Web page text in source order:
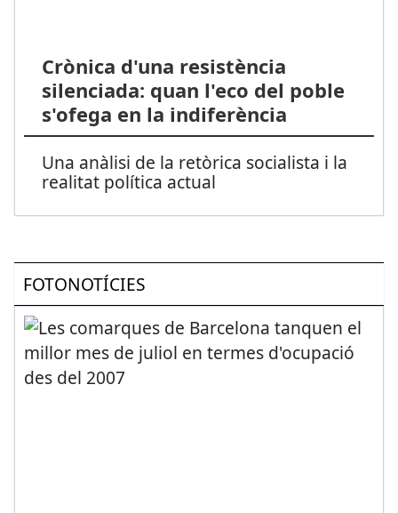
Crònica d'una resistència
silenciada: quan l'eco del poble
s'ofega en la indiferència
Una anàlisi de la retòrica socialista i la
realitat política actual
FOTONOTÍCIES